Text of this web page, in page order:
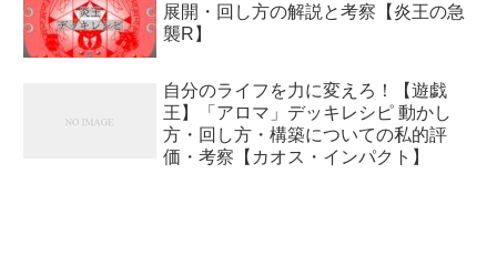
展開・回し方の解説と考察【炎王の急
襲R】
自分のライフを力に変えろ！【遊戯
王】「アロマ」デッキレシピ 動かし
方・回し方・構築についての私的評
価・考察【カオス・インパクト】